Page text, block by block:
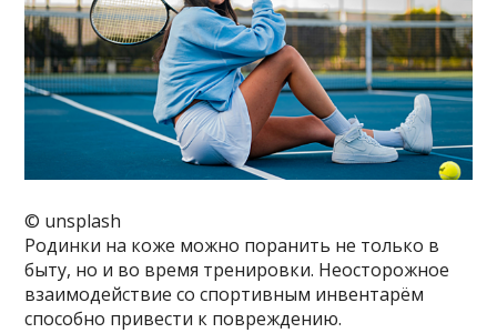
© unsplash
Родинки на коже можно поранить не только в
быту, но и во время тренировки. Неосторожное
взаимодействие со спортивным инвентарём
способно привести к повреждению.